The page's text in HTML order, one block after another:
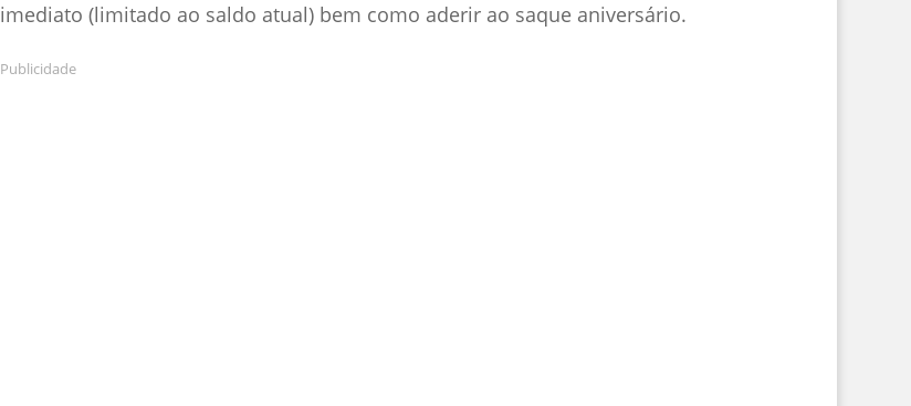
imediato (limitado ao saldo atual) bem como aderir ao saque aniversário.
Publicidade